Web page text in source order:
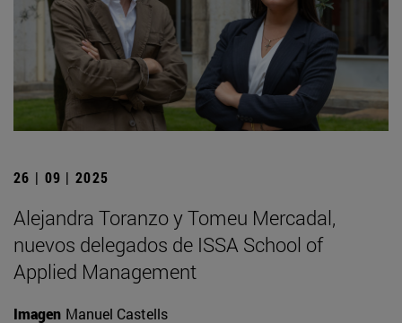
26 | 09 | 2025
Alejandra Toranzo y Tomeu Mercadal,
nuevos delegados de ISSA School of
Applied Management
Imagen Manuel Castells